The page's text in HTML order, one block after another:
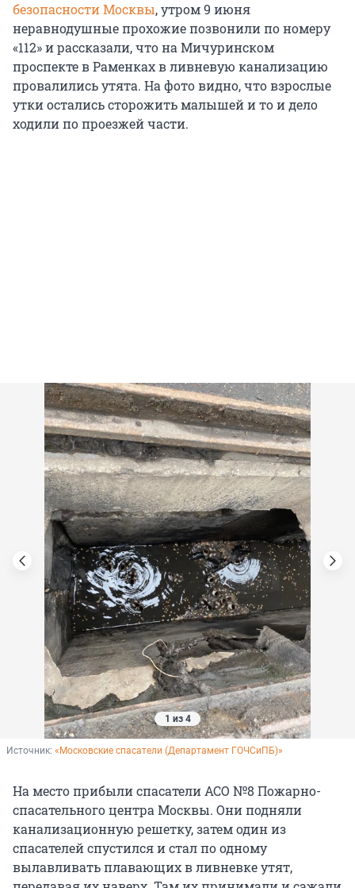
безопасности Москвы, утром 9 июня
неравнодушные прохожие позвонили по номеру
«112» и рассказали, что на Мичуринском
проспекте в Раменках в ливневую канализацию
провалились утята. На фото видно, что взрослые
утки остались сторожить малышей и то и дело
ходили по проезжей части.
1 из 4
Источник: «Московские спасатели (Департамент ГОЧСиПБ)»
На место прибыли спасатели АСО №8 Пожарно-
спасательного центра Москвы. Они подняли
канализационную решетку, затем один из
спасателей спустился и стал по одному
вылавливать плавающих в ливневке утят,